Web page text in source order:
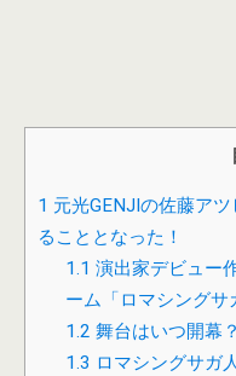
1 元光GENJIの佐藤ア
ることとなった！
1.1 演出家デビュー
ーム「ロマシングサ
1.2 舞台はいつ開幕？
1.3 ロマシングサガ